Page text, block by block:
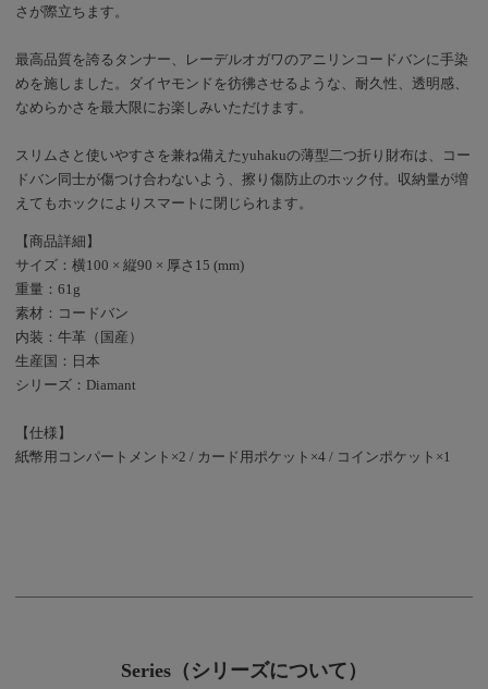
さが際立ちます。
最高品質を誇るタンナー、レーデルオガワのアニリンコードバンに手染
めを施しました。ダイヤモンドを彷彿させるような、耐久性、透明感、
なめらかさを最大限にお楽しみいただけます。
スリムさと使いやすさを兼ね備えたyuhakuの薄型二つ折り財布は、コー
ドバン同士が傷つけ合わないよう、擦り傷防止のホック付。収納量が増
えてもホックによりスマートに閉じられます。
【商品詳細】
サイズ：横100 × 縦90 × 厚さ15 (mm)
重量：61g
素材：コードバン
内装：牛革（国産）
生産国：日本
シリーズ：Diamant
【仕様】
紙幣用コンパートメント×2 / カード用ポケット×4 / コインポケット×1
Series（シリーズについて）